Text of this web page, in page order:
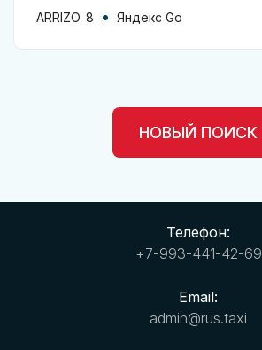
ARRIZO 8 Яндекс Go
НОВЫЙ ПОИСК
Телефон:
+7-993-441-42-69
Email:
admin@rus.taxi